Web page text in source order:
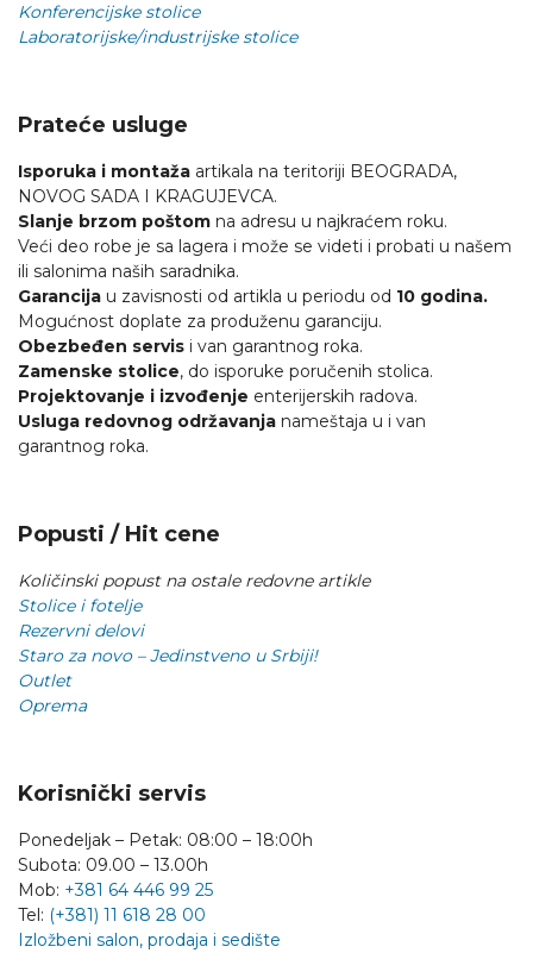
Konferencijske stolice
Laboratorijske/industrijske stolice
Prateće usluge
Isporuka i montaža artikala na teritoriji BEOGRADA,
NOVOG SADA I KRAGUJEVCA.
Slanje brzom poštom na adresu u najkraćem roku.
Veći deo robe je sa lagera i može se videti i probati u našem
ili salonima naših saradnika.
Garancija u zavisnosti od artikla u periodu od 10 godina.
Mogućnost doplate za produženu garanciju.
Obezbeđen servis i van garantnog roka.
Zamenske stolice, do isporuke poručenih stolica.
Projektovanje i izvođenje enterijerskih radova.
Usluga redovnog održavanja nameštaja u i van
garantnog roka.
Popusti / Hit cene
Količinski popust na ostale redovne artikle
Stolice i fotelje
Rezervni delovi
Staro za novo – Jedinstveno u Srbiji!
Outlet
Oprema
Korisnički servis
Ponedeljak – Petak: 08:00 – 18:00h
Subota: 09.00 – 13.00h
Mob: +381 64 446 99 25
Tel: (+381) 11 618 28 00
Izložbeni salon, prodaja i sedište